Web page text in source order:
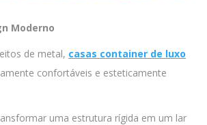
Moderno
de metal, casas container de luxo
confortáveis e esteticamente
uma estrutura rígida em um lar